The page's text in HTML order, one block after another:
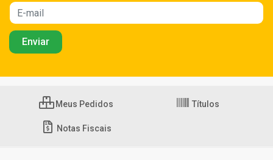
Meus Pedidos Títulos
Notas Fiscais